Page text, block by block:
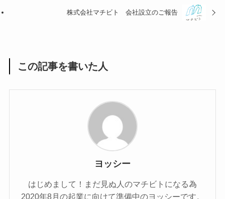
株式会社マチビト 会社設立のご報告
この記事を書いた人
ヨッシー
はじめまして！まだ見ぬ人のマチビトになる為
2020年8月の起業に向けて準備中のヨッシーです。